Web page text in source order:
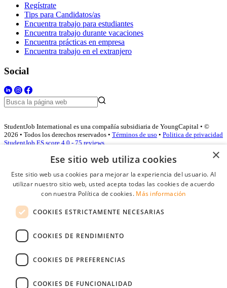
Regístrate
Tips para Candidatos/as
Encuentra trabajo para estudiantes
Encuentra trabajo durante vacaciones
Encuentra prácticas en empresa
Encuentra trabajo en el extranjero
Social
StudentJob International es una compañía subsidiaria de YoungCapital • ©
2026 • Todos los derechos reservados • Términos de uso • Politica de privacidad
StudentJob ES score 4.0 - 75 reviews
Acceso empresas
Contraseña
Recordarme
Conectarse
Registro gratuito empresas
×
Ese sitio web utiliza cookies
Este sitio web usa cookies para mejorar la experiencia del usuario. Al
utilizar nuestro sitio web, usted acepta todas las cookies de acuerdo
con nuestra Política de cookies. Más información
COOKIES ESTRICTAMENTE NECESARIAS
COOKIES DE RENDIMIENTO
COOKIES DE PREFERENCIAS
COOKIES DE FUNCIONALIDAD